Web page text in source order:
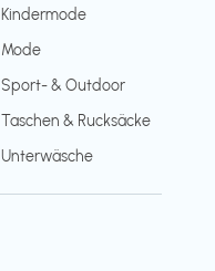
Kindermode
Mode
Sport- & Outdoor
Taschen & Rucksäcke
Unterwäsche